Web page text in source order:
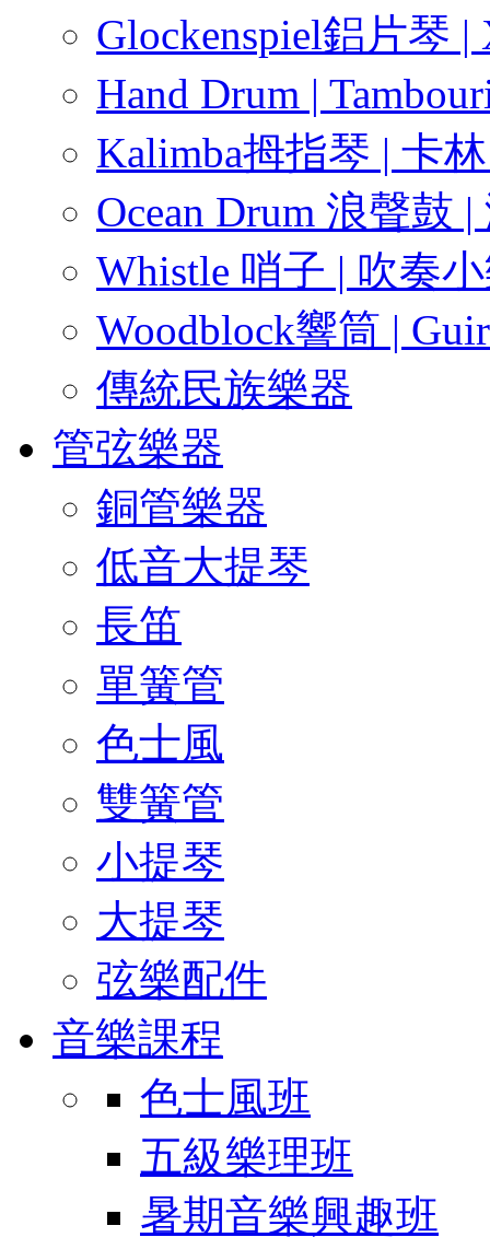
Glockenspiel鋁片琴 |
Hand Drum |
Kalimba拇指琴 | 卡
Ocean Drum 浪聲鼓 |
Whistle 哨子 | 吹奏
Woodblock響筒 |
傳統民族樂器
管弦樂器
銅管樂器
低音大提琴
長笛
單簧管
色士風
雙簧管
小提琴
大提琴
弦樂配件
音樂課程
色士風班
五級樂理班
暑期音樂興趣班